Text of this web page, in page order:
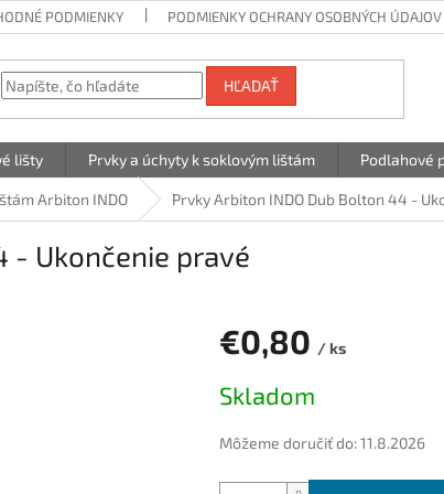
PODMIENKY PODMIENKY OCHRANY OSOBNÝCH ÚDAJOV
HĽADAŤ
lišty Prvky a úchyty k soklovým lištám Podlahové
Arbiton INDO Prvky Arbiton INDO Dub Bolton 44 -
- Ukončenie pravé
€0,80 / ks
cena:
Skladom
Môžeme doručiť do:11.8.2026